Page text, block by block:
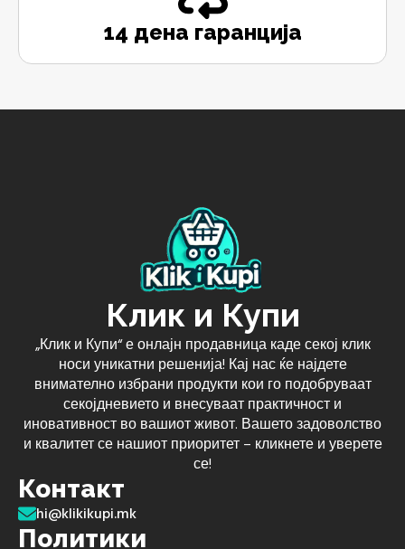
14 дена гаранција
Клик и Купи
„Клик и Купи“ е онлајн продавница каде секој клик
носи уникатни решенија! Кај нас ќе најдете
внимателно избрани продукти кои го подобруваат
секојдневието и внесуваат практичност и
иновативност во вашиот живот. Вашето задоволство
и квалитет се нашиот приоритет – кликнете и уверете
се!
Контакт
hi@klikikupi.mk
Политики